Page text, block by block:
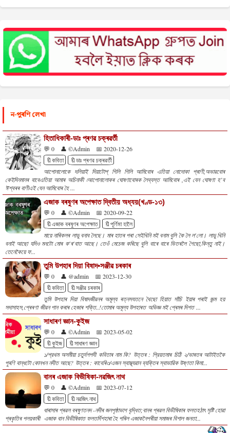
ন-পুৰণি লেখা
হিতাধিকাৰী-ডাঃ প্ৰণৱ চক্ৰৱৰ্তী
💬 0 👤 ©Admin
📅 2020-12-26
🔖কবিতা
🔖ডাঃ প্ৰণৱ চক্ৰৱৰ্তী
আপোনালোকে দলিয়াই দিয়াটোপ্ গিলি গিলি আমিবোৰ এতিয়া নোদোকা প্ৰাণী,অভাৱবোৰ
কেইদিনমানৰ বাবেএতিয়া আমাৰ অচিনাকী ৷আপোনালোকৰ ঘোষণাবোৰক লৈব্যস্ত আমিবোৰ ,এই যেন ঘোষণা হ’ব
ঈশ্বৰৰ বাণীএই যেন আমিবোৰ হৈ ...
এজাক বৰষুণৰ অপেক্ষাত দ্বিতীয় অধ্যয়(খণ্ড-১৩)
💬 0 👤 ©Admin
📅 2020-09-22
🔖এজাক বৰষুণৰ অপেক্ষাত
🔖পূৰ্ণিমা হালৈ
মায়ে নাৰিকলৰ লাডু বনাব লৈছে। মাৰ হাতৰ পৰা সেইখিনি মই বনাম বুলি কৈ লৈ ল'লো। লাডু খিনি
বনাই আছো যদিও মনটো মোৰ ক'ৰ'বাত আছে। তেওঁ মেচেজ কৰিছে বুলি বাৰে বাৰে ভিতৰলৈ গৈছো,কিন্তু নাই।
তেনেকৈয়ে ফ...
তুমি উপহাৰ দিয়া বিষাদ•সঞ্জীৱ চৰকাৰ
💬 0 👤 @admin
📅 2023-12-30
🔖কবিতা
🔖সঞ্জীৱ চৰকাৰ
তুমি উপহাৰ দিয়া বিষাদজীৱনৰ অমূল্য ৰত্নসযতনে থৈছো হিয়াত সাঁচি ইয়াৰ পৰাই জন্ম হয়
সদাসাহস,প্ৰেৰণা জীৱন পান কৰাৰ হেজাৰ শক্তি..!তোমাৰ অমূল্য উপহাৰত অভিজ্ঞ মই প্ৰেমৰ দিশত ...
সাধাৰণ জ্ঞান-কুইজ
💬 0 👤 ©Admin
📅 2023-05-02
🔖কুইজ
🔖সাধাৰণ জ্ঞান
১/প্রথম অসমীয়া চতুৰ্দশপদী কবিতাৰ নাম কি? উত্তৰ : প্রিয়তমাৰ চিঠি ২/ভাৰতৰ আটাইতকৈ
পুৰণি বান্ধটো কোনখন নদীত আছে? উত্তৰ : কাবেৰি৩/এজন স্বাস্থ্যৱান ব্যক্তিৰ স্বাভাৱিক উষ্ণতা কিমা...
বানৰ এজাক বিভীষিকা-নৱজিৎ নাথ
💬 0 👤 ©Admin
📅 2023-07-12
🔖কবিতা
🔖নৱজিৎ নাথ
ধাৰাসাৰ প্ৰৱল বৰষুণতনদ -নদীৰ জলপৃষ্ঠাভাগ বৃদ্ধিত;বানৰ প্ৰৱল বিভীষিকাৰ ফলতহঠাৎ সৃষ্টি হোৱা
প্ৰকৃতিৰ পলয়কাৰী এজাক বান বিভীষিকাত ফলতৰ্দিশহাৰা হৈ পৰিল এজাকনৈপৰীয়া সমাজৰ বিশাল জনতা...